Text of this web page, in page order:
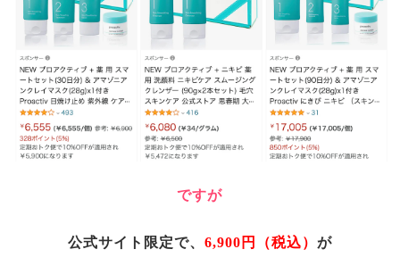
ですが
公式サイト限定で、 6,900円（税込） が